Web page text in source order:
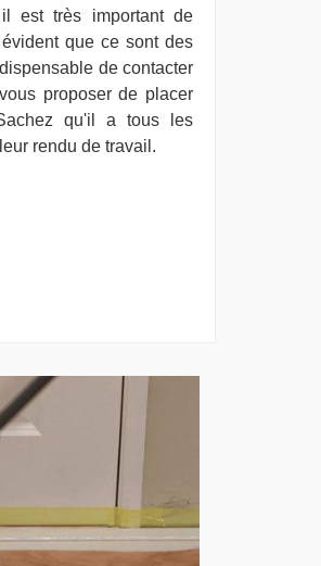
est très important de
que ce sont des
de contacter
proposer de placer
qu'il a tous les
rendu de travail.